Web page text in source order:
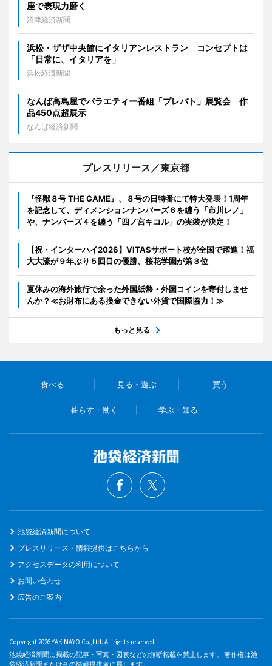
座で表現力磨く
沼津経済新聞
浜松・ザザ中央館にイタリアンレストラン コンセプトは
「日常に、イタリアを」
浜松経済新聞
なんば高島屋でバラエティー番組「プレバト」展覧会 作
品450点超展示
なんば経済新聞
プレスリリース／東京都
『怪獣８号 THE GAME』、８号の日特番にて特大発表！1周年
を記念して、ディメンションナンバーズ６を纏う「市川レノ」
や、ナンバーズ４を纏う「四ノ宮キコル」の実装が決定！
【祝・インターハイ2026】VITASサポート校が全国で躍進！福
大大濠が９年ぶり５回目の優勝、桜花学園が第３位
夏休みの海外旅行で余った外国紙幣・外国コインを寄付しませ
んか？≪お財布にある換金できない外貨で国際協力！≫
もっと見る
食べる 見る・遊ぶ 買う
暮らす・働く 学ぶ・知る
池袋経済新聞について
プレスリリース・情報提供はこちらから
アクセスデータの利用について
お問い合わせ
広告のご案内
Copyright 2026 YAKIMAYO Co.,Ltd. All rights reserved.
池袋経済新聞に掲載の記事・写真・図表などの無断転載を禁止します。 著作権は池
袋経済新聞またはその情報提供者に属します。